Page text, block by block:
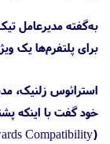
به‌گفته مدیرعامل
برای پلتفرم‌ها یک
استرائوس زلنیک،
خود گفت با اینکه